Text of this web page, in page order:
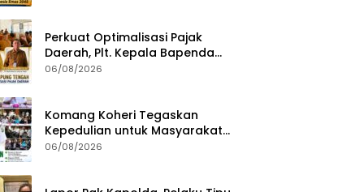
Perkuat Optimalisasi Pajak
Daerah, Plt. Kepala Bapenda
Lampung Tengah Minta Seluruh
06/08/2026
Komang Koheri Tegaskan
Kepedulian untuk Masyarakat
Lampung Tengah Lewat
06/08/2026